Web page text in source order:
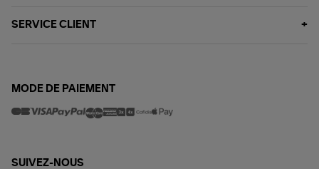
SERVICE CLIENT
MODE DE PAIEMENT
SUIVEZ-NOUS